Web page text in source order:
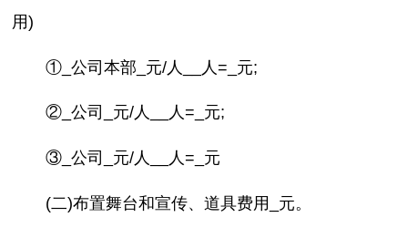
用)
①_公司本部_元/人__人=_元;
②_公司_元/人__人=_元;
③_公司_元/人__人=_元
(二)布置舞台和宣传、道具费用_元。